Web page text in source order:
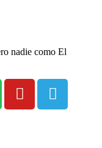
nadie como El